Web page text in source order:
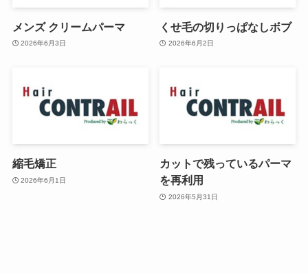
メンズ クリームパーマ
2026年6月3日
くせ毛の切りっぱなしボブ
2026年6月2日
縮毛矯正
2026年6月1日
カットで残っているパーマ
を再利用
2026年5月31日